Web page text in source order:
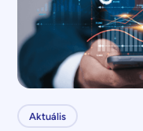
Aktuális